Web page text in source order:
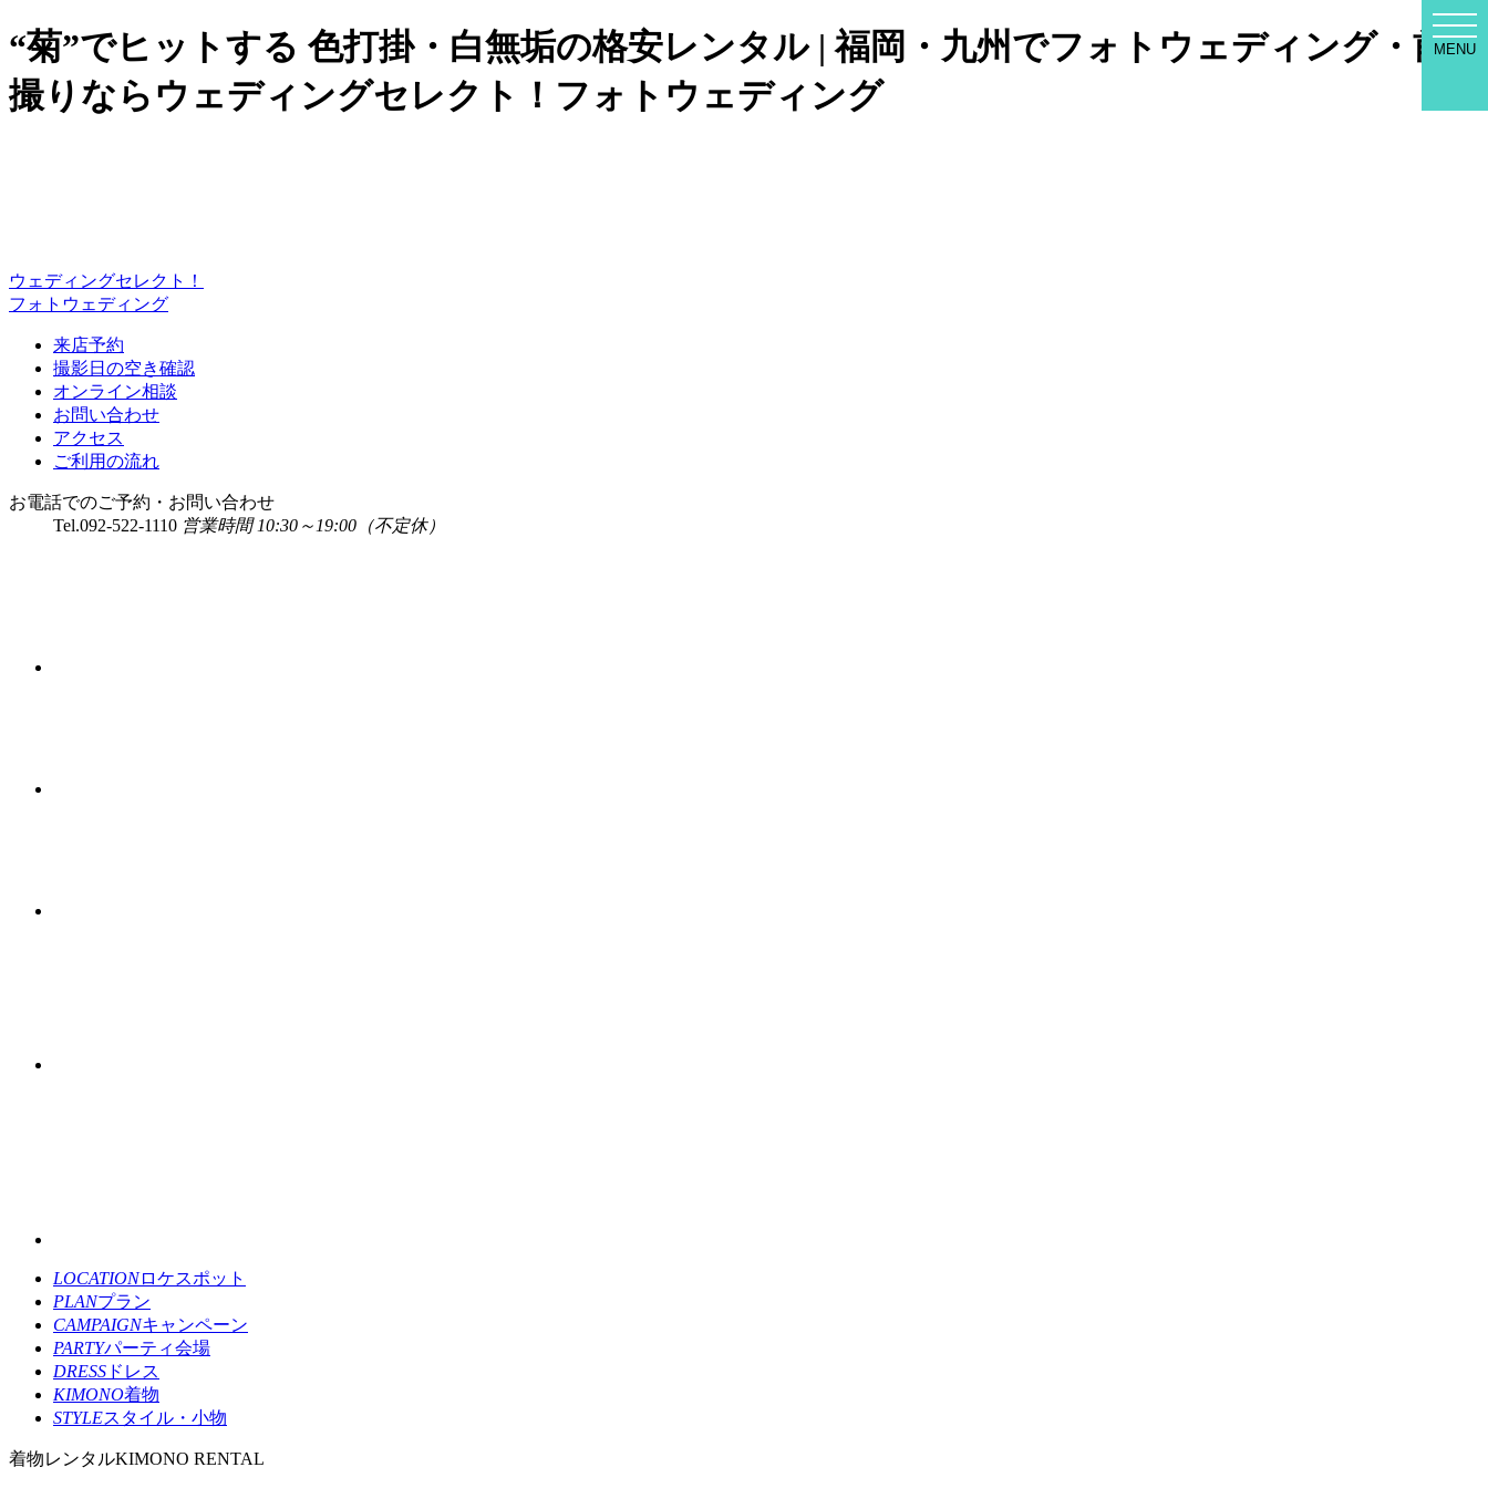
“菊”でヒットする 色打掛・白無垢の格安レンタル | 福岡・九州でフォトウェディング・前
撮りならウェディングセレクト！フォトウェディング
ウェディングセレクト！
フォトウェディング
来店予約
撮影日の空き確認
オンライン相談
お問い合わせ
アクセス
ご利用の流れ
お電話でのご予約・お問い合わせ
Tel.092-522-1110 営業時間 10:30～19:00（不定休）
MENU
LOCATIONロケスポット
PLANプラン
CAMPAIGNキャンペーン
PARTYパーティ会場
DRESS ドレス
KIMONO着物
STYLEスタイル・小物
着物レンタルKIMONO RENTAL